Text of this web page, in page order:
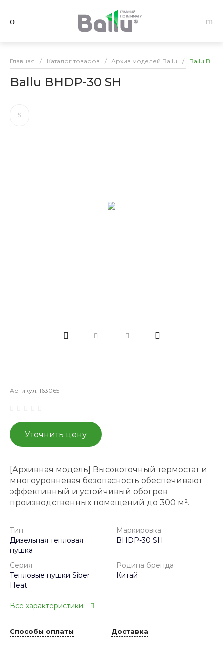
Главная / Каталог товаров / Архив моделей Ballu / Ballu
Ballu BHDP-30 SH
Артикул: 163065
Уточнить цену
[Архивная модель] Высокоточный термостат и
многоуровневая безопасность обеспечивают
эффективный и устойчивый обогрев
производственных помещений до 300 м².
Тип
Дизельная тепловая
пушка
Маркировка
BHDP-30 SH
Серия
Тепловые пушки Siber
Heat
Родина бренда
Китай
Все характеристики
Способы оплаты Доставка